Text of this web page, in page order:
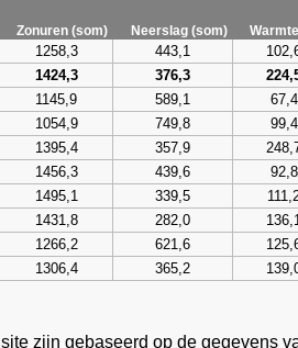
Zonuren (som) Neerslag (som)
1258,3 443,1
1424,3 376,3
1145,9 589,1 67,4
1054,9 749,8 99,4
1395,4 357,9
1456,3 439,6 92,8
1495,1 339,5
1431,8 282,0
1266,2 621,6
1306,4 365,2
zijn gebaseerd op de gegevens